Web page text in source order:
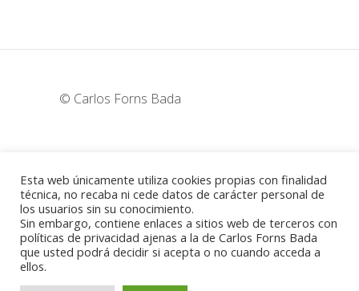
© Carlos Forns Bada
Madrid - España
Esta web únicamente utiliza cookies propias con finalidad
técnica, no recaba ni cede datos de carácter personal de
los usuarios sin su conocimiento.
Sin embargo, contiene enlaces a sitios web de terceros con
políticas de privacidad ajenas a la de Carlos Forns Bada
que usted podrá decidir si acepta o no cuando acceda a
ellos.